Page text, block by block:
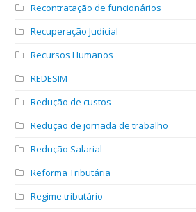
Recontratação de funcionários
Recuperação Judicial
Recursos Humanos
REDESIM
Redução de custos
Redução de jornada de trabalho
Redução Salarial
Reforma Tributária
Regime tributário